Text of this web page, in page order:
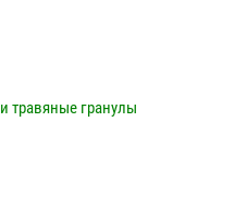
травяные гранулы